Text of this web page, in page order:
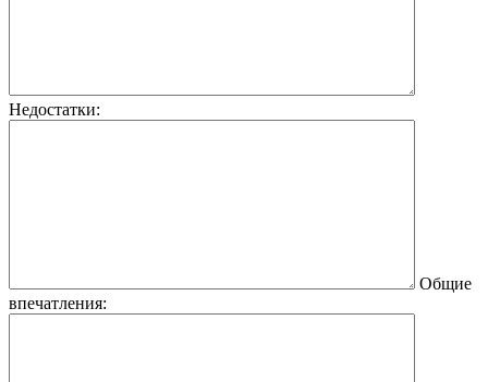
Недостатки:
Общие
впечатления: